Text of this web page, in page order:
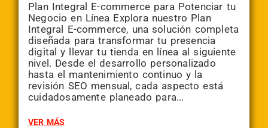
Plan Integral E-commerce para Potenciar tu
Negocio en Línea Explora nuestro Plan
Integral E-commerce, una solución completa
diseñada para transformar tu presencia
digital y llevar tu tienda en línea al siguiente
nivel. Desde el desarrollo personalizado
hasta el mantenimiento continuo y la
revisión SEO mensual, cada aspecto está
cuidadosamente planeado para...
VER MÁS